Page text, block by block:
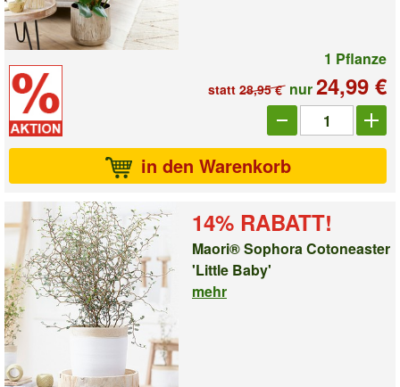
1 Pflanze
statt 28,95 € nur24,99 €
Anzahl_1007740
in den Warenkorb
14% RABATT!
Maori® Sophora Cotoneaster
'Little Baby'
mehr